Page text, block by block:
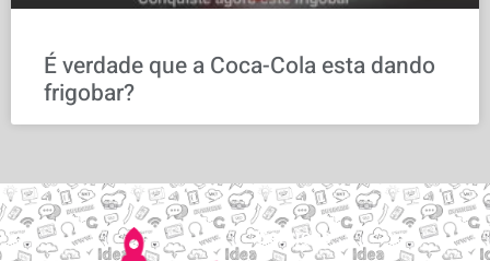
É verdade que a Coca-Cola esta dando
frigobar?
Serviços